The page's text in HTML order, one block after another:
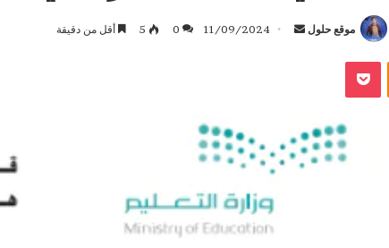
موقع حلول
أرسل 11/09/2024
0
5 أقل من دقيقة
Odnoklassniki
بوكيت